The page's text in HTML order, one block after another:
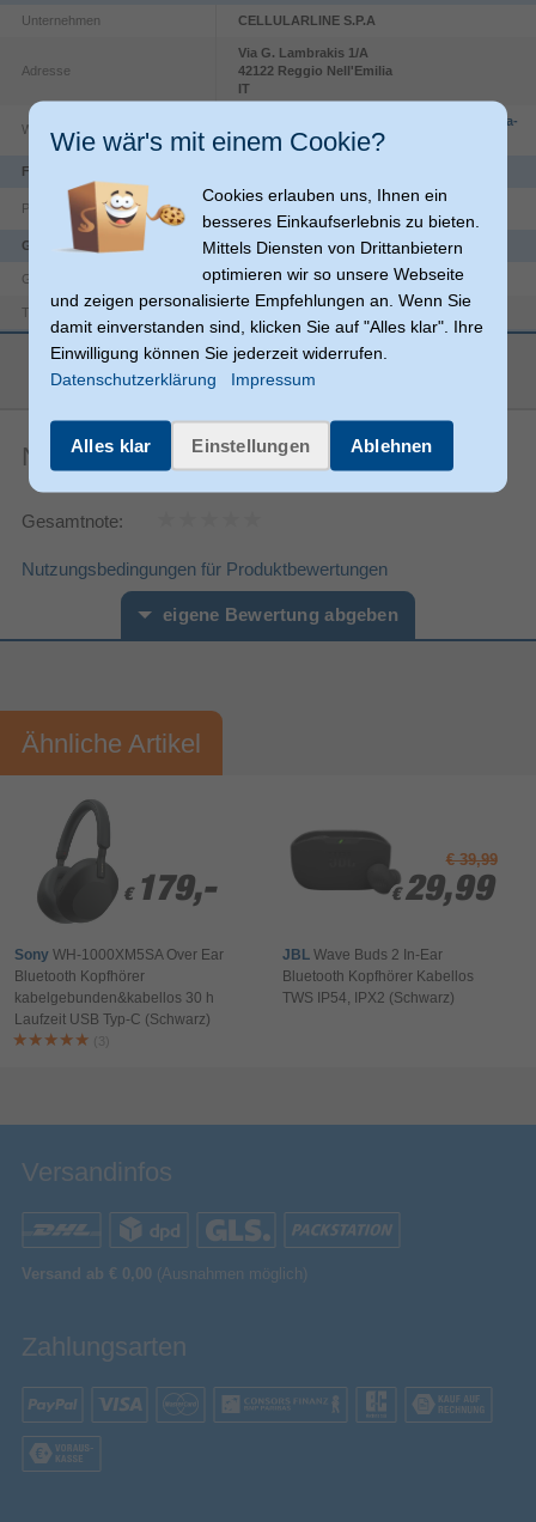
Unternehmen CELLULARLINE S.P.A
Adresse
Via G. Lambrakis 1/A
42122 Reggio Nell'Emilia
IT
Website
https://www.cellularline.com/en/informativa-
sito-web
Funktionen
Produktfarbe
Gewicht & Abmessungen
Gewicht 79 g
Tiefe 53,5 mm
Lieferumfang
Akkus/Batterien enthalten
Logistikdaten
Garantiezeit 2 Jahr(e)
Technische Details
Kabelloses Aufladen
AC-Netzadapter
Verpackungsdaten
Verpackungstiefe
Verpackungshöhe
Verpackungsbreite
Weitere Spezifikationen
Höhe
Breite
Sonstiges
Artikelnummer 12940068452
Herstellerartikelnummer
mehr anzeigen
Noch keine Artikelbewertungen
Gesamtnote:
Nutzungsbedingungen für Produktbewertungen
eigene Bewertung abgeben
Ihre Bewertung:
Bitte mindestens 20 Wörter eingeben
Ihr Kommentar*
Ähnliche Artikel
€ 179,-
€ 179,-
Sony WH-1000XM5SA Over Ear
Bluetooth Kopfhörer
kabelgebunden&kabellos 30 h
Laufzeit USB Typ-C (Schwarz)
(3)
€ 39,99
€ 29,99
€ 29,99
JBL Wave Buds 2 In-Ear
Bluetooth Kopfhörer Kabellos
TWS IP54, IPX2 (Schwarz)
Versandinfos
Versand ab € 0,00 (Ausnahmen möglich)
Zahlungsarten
Wie wär's mit einem Cookie?
Cookies erlauben uns, Ihnen ein
besseres Einkaufserlebnis zu bieten.
Mittels Diensten von Drittanbietern
optimieren wir so unsere Webseite
und zeigen personalisierte Empfehlungen an. Wenn Sie
damit einverstanden sind, klicken Sie auf "Alles klar". Ihre
Einwilligung können Sie jederzeit widerrufen.
Datenschutzerklärung
Impressum
Alles klar Einstellungen Ablehnen